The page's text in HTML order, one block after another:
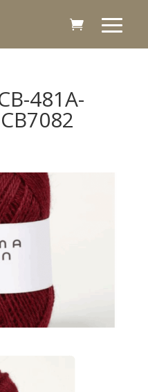
481A-